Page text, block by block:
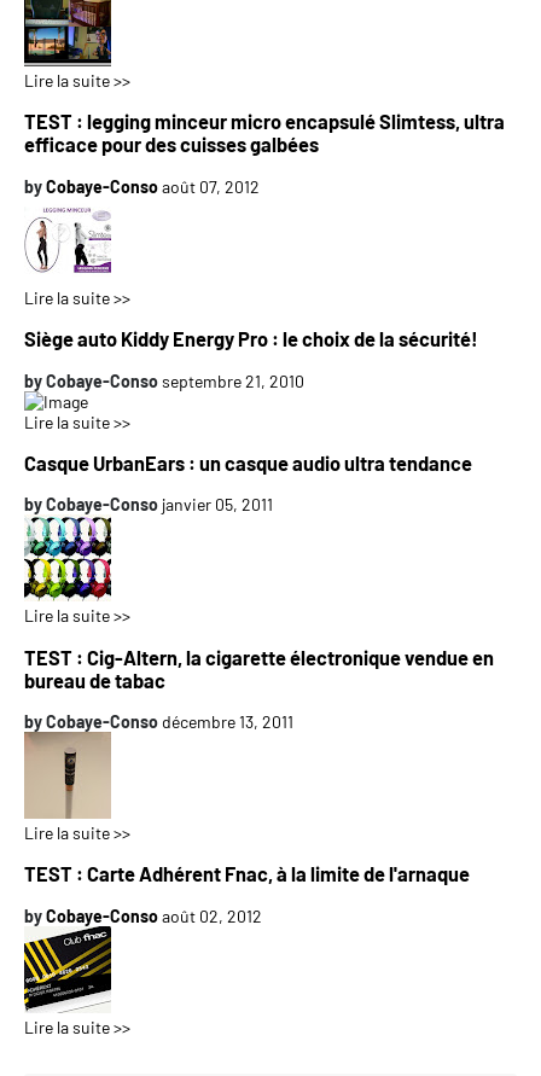
Lire la suite >>
TEST : legging minceur micro encapsulé Slimtess, ultra
efficace pour des cuisses galbées
byCobaye-Consoaoût 07, 2012
Lire la suite >>
Siège auto Kiddy Energy Pro : le choix de la sécurité!
byCobaye-Consoseptembre 21, 2010
Lire la suite >>
Casque UrbanEars : un casque audio ultra tendance
byCobaye-Conso janvier 05, 2011
Lire la suite >>
TEST : Cig-Altern, la cigarette électronique vendue en
bureau de tabac
byCobaye-Conso décembre 13, 2011
Lire la suite >>
TEST : Carte Adhérent Fnac, à la limite de l'arnaque
byCobaye-Consoaoût 02, 2012
Lire la suite >>